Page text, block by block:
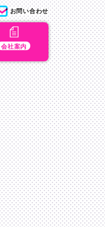
会社案内
お問い合わせ